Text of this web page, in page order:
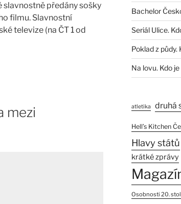
slavnostně předány sošky
filmu. Slavnostní
televize (na ČT 1 od
mezi
Bachelor
Seriál Ulice.
Poklad z půdy.
Na lovu. Kdo
atletika druhá
Hell’s Kitchen
Hlavy států
krátké zprávy
Osobnosti 20.